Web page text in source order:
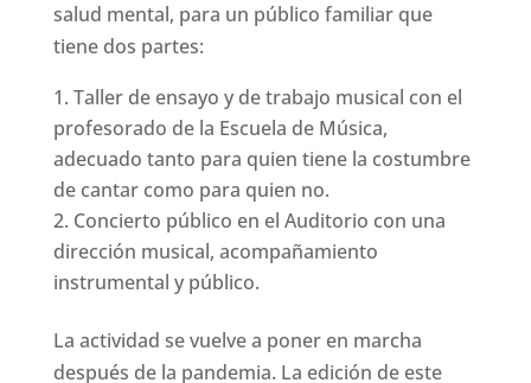
salud mental, para un público familiar que
tiene dos partes:
Taller de ensayo y de trabajo musical con el
profesorado de la Escuela de Música,
adecuado tanto para quien tiene la costumbre
de cantar como para quien no.
Concierto público en el Auditorio con una
dirección musical, acompañamiento
instrumental y público.
La actividad se vuelve a poner en marcha
después de la pandemia. La edición de este